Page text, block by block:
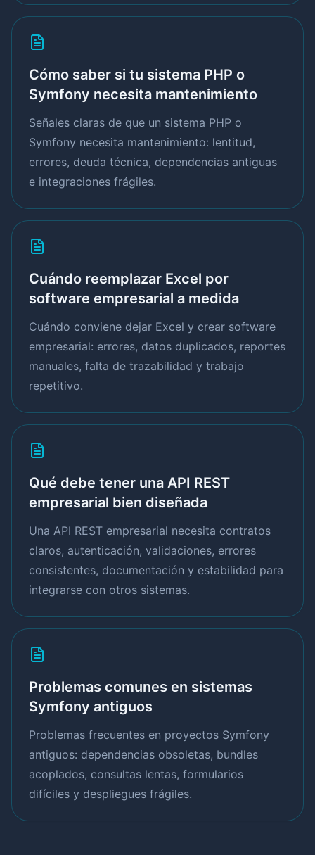
Cómo saber si tu sistema PHP o
Symfony necesita mantenimiento
Señales claras de que un sistema PHP o
Symfony necesita mantenimiento: lentitud,
errores, deuda técnica, dependencias antiguas
e integraciones frágiles.
Cuándo reemplazar Excel por
software empresarial a medida
Cuándo conviene dejar Excel y crear software
empresarial: errores, datos duplicados, reportes
manuales, falta de trazabilidad y trabajo
repetitivo.
Qué debe tener una API REST
empresarial bien diseñada
Una API REST empresarial necesita contratos
claros, autenticación, validaciones, errores
consistentes, documentación y estabilidad para
integrarse con otros sistemas.
Problemas comunes en sistemas
Symfony antiguos
Problemas frecuentes en proyectos Symfony
antiguos: dependencias obsoletas, bundles
acoplados, consultas lentas, formularios
difíciles y despliegues frágiles.